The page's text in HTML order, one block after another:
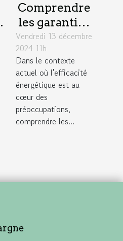
Comprendre
les garanties
d'une
assurance
pour audits
énergétiques
Vendredi 13 décembre
2024 11h
Dans le contexte
actuel où l'efficacité
énergétique est au
cœur des
préoccupations,
comprendre les...